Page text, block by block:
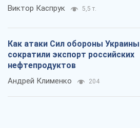
Виктор Каспрук 5,5 т.
Как атаки Сил обороны Украины
сократили экспорт российских
нефтепродуктов
Андрей Клименко 204